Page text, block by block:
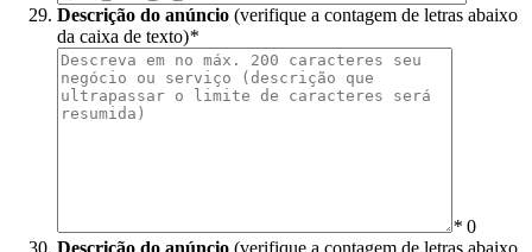
Descrição do anúncio (verifique a contagem de letras abaixo
da caixa de texto)*
* 0
Descrição do anúncio (verifique a contagem de letras abaixo